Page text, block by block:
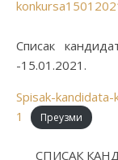
Списак
-15.01.2021.
Spisak-
1
Преузми
СПИСАК